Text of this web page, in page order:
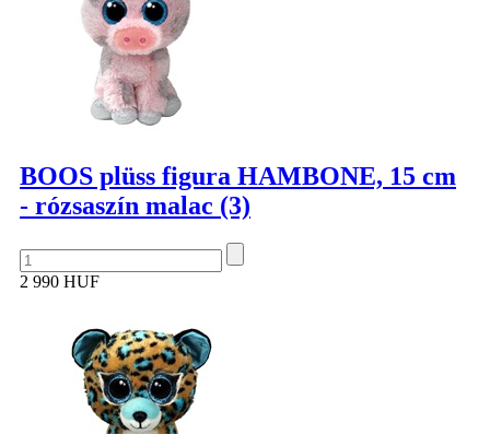
BOOS plüss figura HAMBONE, 15 cm
- rózsaszín malac (3)
2 990 HUF